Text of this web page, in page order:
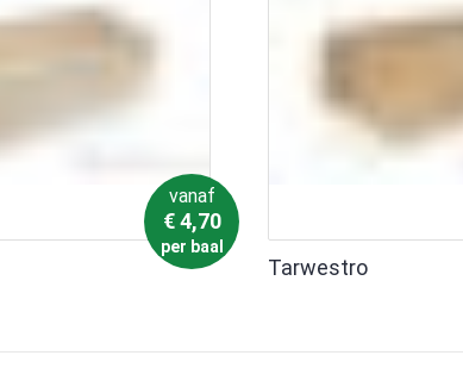
vanaf
€ 4,70
per baal
Tarwestro